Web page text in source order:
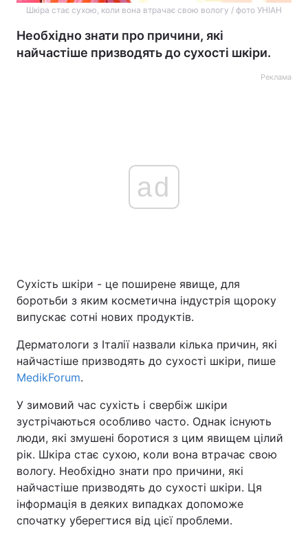
Шкіра стає сухою, коли вона втрачає свою вологу / фото УНІАН
Необхідно знати про причини, які
найчастіше призводять до сухості шкіри.
Реклама
ad
Сухість шкіри - це поширене явище, для
боротьби з яким косметична індустрія щороку
випускає сотні нових продуктів.
Дерматологи з Італії назвали кілька причин, які
найчастіше призводять до сухості шкіри, пише
MedikForum.
У зимовий час сухість і свербіж шкіри
зустрічаються особливо часто. Однак існують
люди, які змушені боротися з цим явищем цілий
рік. Шкіра стає сухою, коли вона втрачає свою
вологу. Необхідно знати про причини, які
найчастіше призводять до сухості шкіри. Ця
інформація в деяких випадках допоможе
спочатку уберегтися від цієї проблеми.